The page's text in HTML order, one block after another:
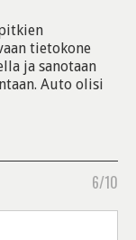
tietokone
ja sanotaan
Auto olisi
6/10